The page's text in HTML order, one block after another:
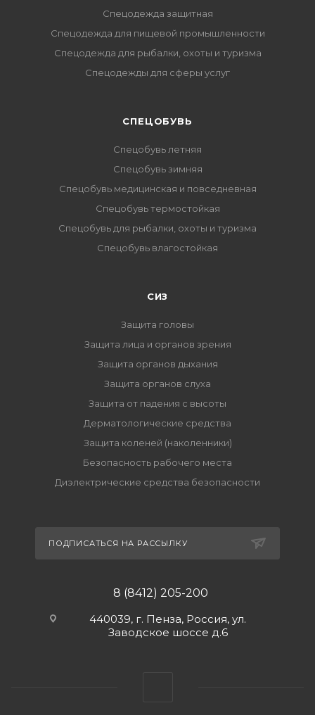
Спецодежда защитная
Спецодежда для пищевой промышленности
Спецодежда для рыбалки, охоты и туризма
Спецодежды для сферы услуг
CПЕЦОБУВЬ
Спецобувь летняя
Спецобувь зимняя
Спецобувь медицинская и повседневная
Спецобувь термостойкая
Спецобувь для рыбалки, охоты и туризма
Спецобувь влагостойкая
СИЗ
Защита головы
Защита лица и органов зрения
Защита органов дыхания
Защита органов слуха
Защита от падения с высоты
Дерматологические средства
Защита коленей (наколенники)
Безопасность рабочего места
Диэлектрические средства безопасности
ПОДПИСАТЬСЯ НА РАССЫЛКУ
8 (8412) 205-200
440039, г. Пенза, Россия, ул.
Заводское шоссе д.6